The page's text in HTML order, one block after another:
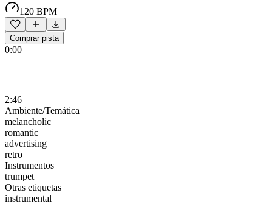
120 BPM
Comprar pista
0:00
2:46
Ambiente/Temática
melancholic
romantic
advertising
retro
Instrumentos
trumpet
Otras etiquetas
instrumental